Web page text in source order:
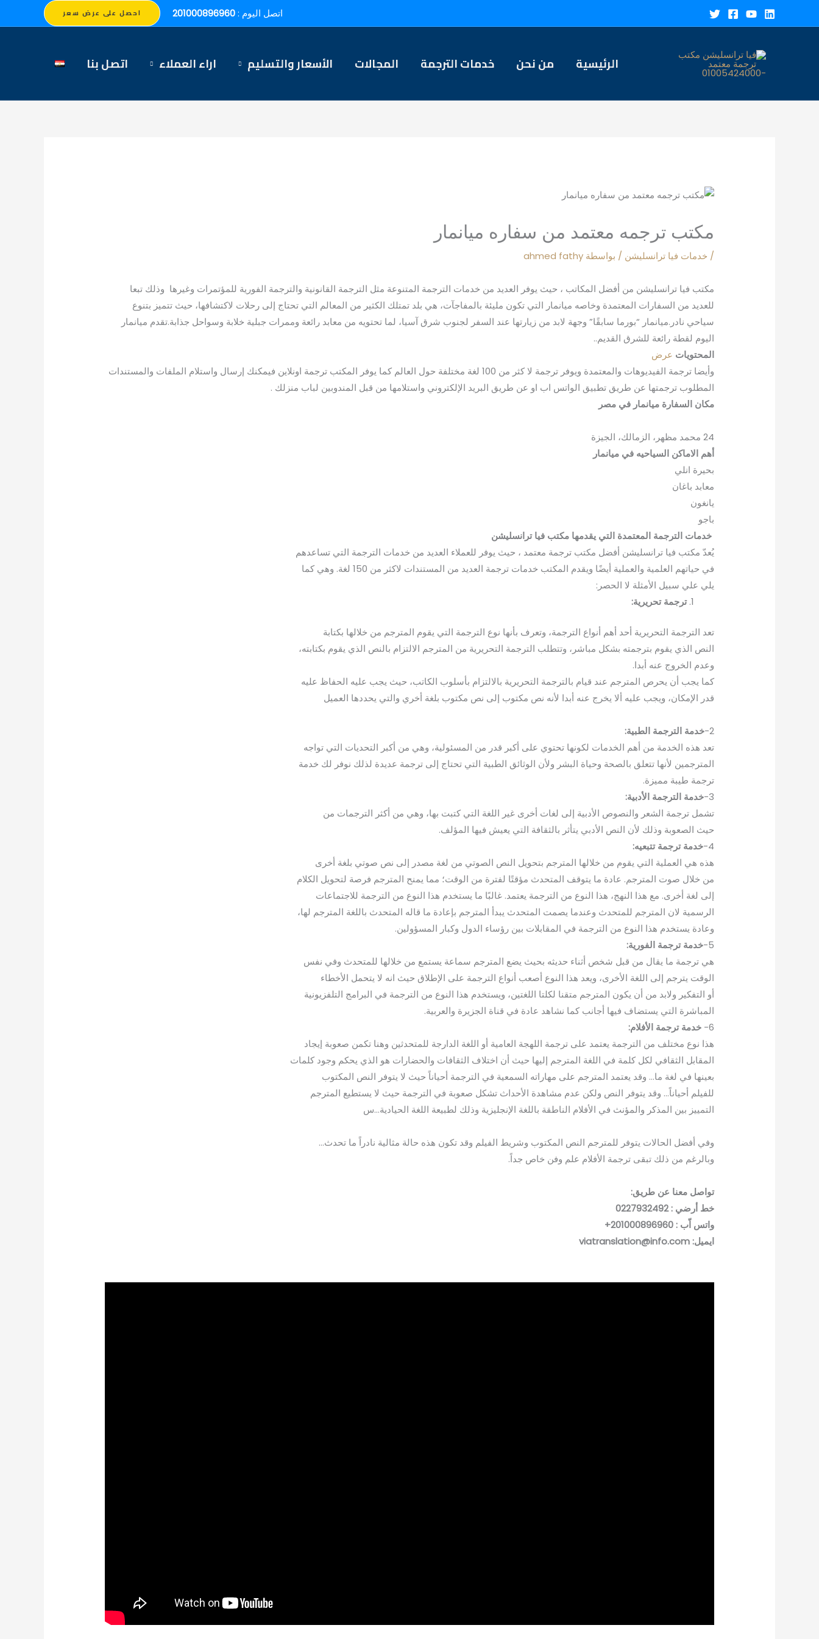
إلى
اتصل اليوم :201000896960 احصل على عرض سعر
الرئيسية من نحن خدمات الترجمة المجالات الأسعار والتسليم اراء العملاء اتصل بنا
مكتب ترجمه معتمد من سفاره ميانمار
/ خدمات فيا ترانسليشن / بواسطة ahmed fathy
مكتب فيا ترانسليشن من أفضل المكاتب ، حيث يوفر العديد من خدمات الترجمة المتنوعة مثل الترجمة القانونية والترجمة الفورية للمؤتمرات وغيرها وذلك تبعا
للعديد من السفارات المعتمدة وخاصه ميانمار التي تكون مليئة بالمفاجآت، هي بلد تمتلك الكثير من المعالم التي تحتاج إلى رحلات لاكتشافها، حيث تتميز بتنوع
سياحي نادر.ميانمار “بورما سابقًا” وجهة لابد من زيارتها عند السفر لجنوب شرق آسيا، لما تحتويه من معابد رائعة وممرات جبلية خلابة وسواحل جذابة.تقدم ميانمار
اليوم لقطة رائعة للشرق القديم..
المحتويات عرض
وأيضا ترجمة الفيديوهات والمعتمدة ويوفر ترجمة لا كثر من 100 لغة مختلفة حول العالم كما يوفر المكتب ترجمة اونلاين فيمكنك إرسال واستلام الملفات والمستندات
المطلوب ترجمتها عن طريق تطبيق الواتس اب او عن طريق البريد الإلكتروني واستلامها من قبل المندوبين لباب منزلك .
مكان السفارة ميانمار في مصر
24 محمد مظهر، الزمالك، الجيزة
أهم الاماكن السياحيه في ميانمار
بحيرة انلي
معابد باغان
يانغون
باجو
خدمات الترجمة المعتمدة التي يقدمها مكتب فيا ترانسليشن
يُعدّ مكتب فيا ترانسليشن أفضل مكتب ترجمة معتمد ، حيث يوفر للعملاء العديد من خدمات الترجمة التي تساعدهم
في حياتهم العلمية والعملية أيضًا ويقدم المكتب خدمات ترجمة العديد من المستندات لاكثر من 150 لغة. وهي كما
يلي علي سبيل الأمثلة لا الحصر:
ترجمة تحريرية:
تعد الترجمة التحريرية أحد أهم أنواع الترجمة، وتعرف بأنها نوع الترجمة التي يقوم المترجم من خلالها بكتابة
النص الذي يقوم بترجمته بشكل مباشر، وتتطلب الترجمة التحريرية من المترجم الالتزام بالنص الذي يقوم بكتابته،
وعدم الخروج عنه أبدا.
كما يجب أن يحرص المترجم عند قيام بالترجمة التحريرية بالالتزام بأسلوب الكاتب، حيث يجب عليه الحفاظ عليه
قدر الإمكان، ويجب عليه ألا يخرج عنه أبدا لأنه نص مكتوب إلى نص مكتوب بلغة أخري والتي يحددها العميل
2- خدمة الترجمة الطبية:
تعد هذه الخدمة من أهم الخدمات لكونها تحتوي على أكبر قدر من المسئولية، وهي من أكبر التحديات التي تواجه
المترجمين لأنها تتعلق بالصحة وحياة البشر ولأن الوثائق الطبية التي تحتاج إلى ترجمة عديدة لذلك نوفر لك خدمة
ترجمة طيبة مميزة.
3- خدمة الترجمة الأدبية:
تشمل ترجمة الشعر والنصوص الأدبية إلى لغات أخرى غير اللغة التي كتبت بها، وهي من أكثر الترجمات من
حيث الصعوبة وذلك لأن النص الأدبي يتأثر بالثقافة التي يعيش فيها المؤلف.
4- خدمة ترجمة تتبعيه:
هذه هي العملية التي يقوم من خلالها المترجم بتحويل النص الصوتي من لغة مصدر إلى نص صوتي بلغة أخرى
من خلال صوت المترجم. عادة ما يتوقف المتحدث مؤقتًا لفترة من الوقت؛ مما يمنح المترجم فرصة لتحويل الكلام
إلى لغة أخرى. مع هذا النهج، هذا النوع من الترجمة يعتمد. غالبًا ما يستخدم هذا النوع من الترجمة للاجتماعات
الرسمية لان المترجم للمتحدث وعندما يصمت المتحدث يبدأ المترجم بإعادة ما قاله المتحدث باللغة المترجم لها،
وعادة يستخدم هذا النوع من الترجمة في المقابلات بين رؤساء الدول وكبار المسؤولين.
5- خدمة ترجمة الفورية:
هي ترجمة ما يقال من قبل شخص أثناء حديثه بحيث يضع المترجم سماعة يستمع من خلالها للمتحدث وفي نفس
الوقت يترجم إلى اللغة الأخرى، ويعد هذا النوع أصعب أنواع الترجمة على الإطلاق حيث انه لا يتحمل الأخطاء
أو التفكير ولابد من أن يكون المترجم متقنا لكلتا اللغتين، ويستخدم هذا النوع من الترجمة في البرامج التلفزيونية
المباشرة التي يستضاف فيها أجانب كما نشاهد عادة في قناة الجزيرة والعربية.
6- خدمة ترجمة الأفلام:
هذا نوع مختلف من الترجمة يعتمد على ترجمة اللهجة العامية أو اللغة الدارجة للمتحدثين وهنا تكمن صعوبة إيجاد
المقابل الثقافي لكل كلمة في اللغة المترجم إليها حيث أن اختلاف الثقافات والحضارات هو الذي يحكم وجود كلمات
بعينها في لغة ما… وقد يعتمد المترجم على مهاراته السمعية في الترجمة أحياناً حيث لا يتوفر النص المكتوب
للفيلم أحياناً… وقد يتوفر النص ولكن عدم مشاهدة الأحداث تشكل صعوبة في الترجمة حيث لا يستطيع المترجم
التمييز بين المذكر والمؤنث في الأفلام الناطقة باللغة الإنجليزية وذلك لطبيعة اللغة الحيادية…س
وفي أفضل الحالات يتوفر للمترجم النص المكتوب وشريط الفيلم وقد تكون هذه حالة مثالية نادراً ما تحدث…
وبالرغم من ذلك تبقى ترجمة الأفلام علم وفن خاص جداً.
تواصل معنا عن طريق:
خط أرضي : 0227932492
واتس اّب : 201000896960+
ايميل: viatranslation@info.com